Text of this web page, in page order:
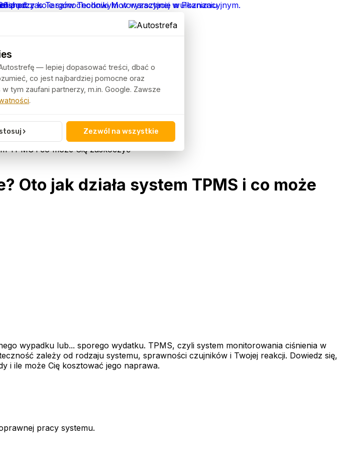
— lepiej dopasować treści, dbać o
co jest najbardziej pomocne oraz
tym zaufani partnerzy, m.in. Google. Zawsze
.
› Zezwól na wszystkie
TPMS i co może Cię zaskoczyć
Oto jak działa system TPMS i co może
wypadku lub... sporego wydatku. TPMS, czyli system monitorowania ciśnienia w
zależy od rodzaju systemu, sprawności czujników i Twojej reakcji. Dowiedz się,
i ile może Cię kosztować jego naprawa.
pracy systemu.